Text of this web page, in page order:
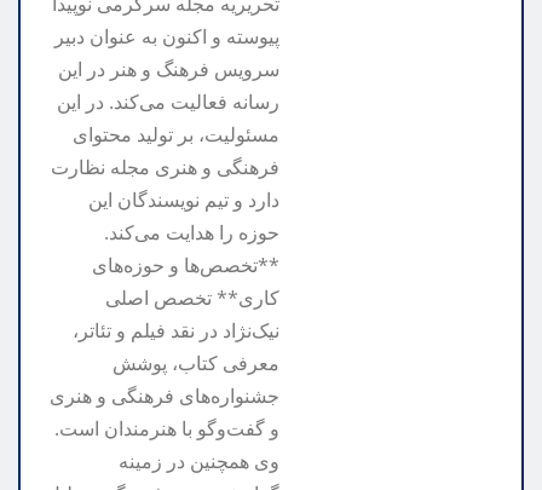
پیوسته و اکنون به عنوان دبیر
سرویس فرهنگ و هنر در این
رسانه فعالیت می‌کند. در این
مسئولیت، بر تولید محتوای
فرهنگی و هنری مجله نظارت
دارد و تیم نویسندگان این
حوزه را هدایت می‌کند.
**تخصص‌ها و حوزه‌های
کاری** تخصص اصلی
نیک‌نژاد در نقد فیلم و تئاتر،
معرفی کتاب، پوشش
جشنواره‌های فرهنگی و هنری
و گفت‌وگو با هنرمندان است.
وی همچنین در زمینه